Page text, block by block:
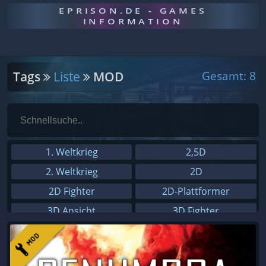
EPRISON.DE - GAMES
INFORMATION
Tags Liste MOD Gesamt: 8
1. Weltkrieg
2,5D
2. Weltkrieg
2D
2D Fighter
2D-Plattformer
3D Ansicht
3D Fighter
3D Platformer
3rd-Person
4X
8-Bit